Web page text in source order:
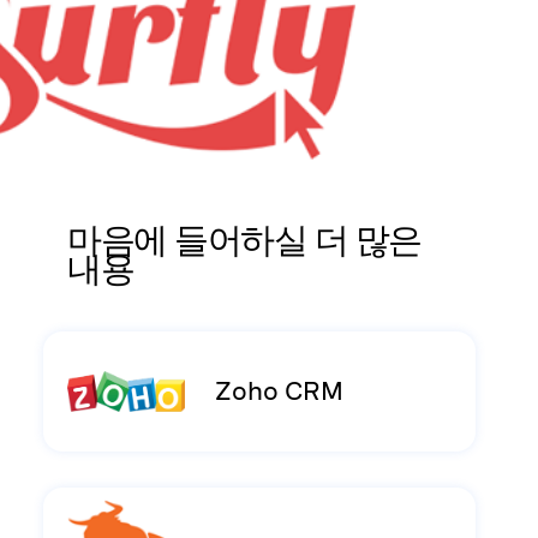
마음에 들어하실 더 많은
내용
Zoho CRM